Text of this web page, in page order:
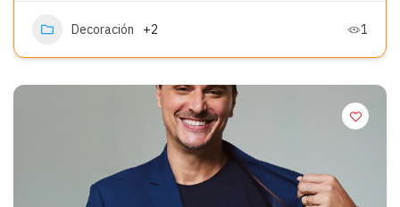
Decoración +2 1